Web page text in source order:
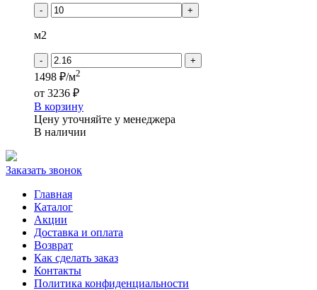
Кронапласт
-
Робуста
- +
м2
- +
1498 ₽/м2
от 3236 ₽
В корзину
Цену уточняйте у менеджера
В наличии
Заказать звонок
Главная
Каталог
Акции
Доставка и оплата
Возврат
Как сделать заказ
Контакты
Политика конфиденциальности